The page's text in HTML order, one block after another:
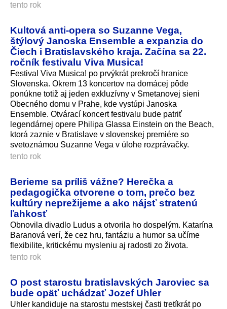
tento rok
Kultová anti-opera so Suzanne Vega,
štýlový Janoska Ensemble a expanzia do
Čiech i Bratislavského kraja. Začína sa 22.
ročník festivalu Viva Musica!
Festival Viva Musica! po prvýkrát prekročí hranice
Slovenska. Okrem 13 koncertov na domácej pôde
ponúkne totiž aj jeden exkluzívny v Smetanovej sieni
Obecného domu v Prahe, kde vystúpi Janoska
Ensemble. Otvárací koncert festivalu bude patriť
legendárnej opere Philipa Glassa Einstein on the Beach,
ktorá zaznie v Bratislave v slovenskej premiére so
svetoznámou Suzanne Vega v úlohe rozprávačky.
tento rok
Berieme sa príliš vážne? Herečka a
pedagogička otvorene o tom, prečo bez
kultúry neprežijeme a ako nájsť stratenú
ľahkosť
Obnovila divadlo Ludus a otvorila ho dospelým. Katarína
Baranová verí, že cez hru, fantáziu a humor sa učíme
flexibilite, kritickému mysleniu aj radosti zo života.
tento rok
O post starostu bratislavských Jaroviec sa
bude opäť uchádzať Jozef Uhler
Uhler kandiduje na starostu mestskej časti tretíkrát po